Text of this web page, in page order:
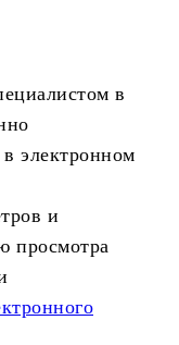
в
электронном
и
просмотра